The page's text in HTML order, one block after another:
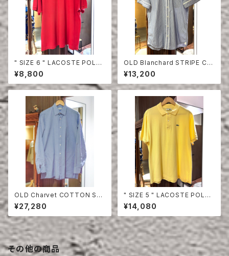
" SIZE 6 " LACOSTE POLO
SHIRT RED
¥8,800
OLD Blanchard STRIPE CO
TTON HALF SLEEVE SHIRT
¥13,200
OLD Charvet COTTON SHI
RT
¥27,280
" SIZE 5 " LACOSTE POLO
SHIRT YELLOW
¥14,080
その他の商品